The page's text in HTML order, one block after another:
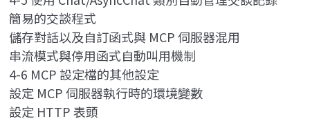
簡易的交談程式
儲存對話以及自訂函式與 MCP 伺服器混用
串流模式與停用函式自動叫用機制
4-6 MCP 設定檔的其他設定
設定 MCP 伺服器執行時的環境變數
設定 HTTP 表頭